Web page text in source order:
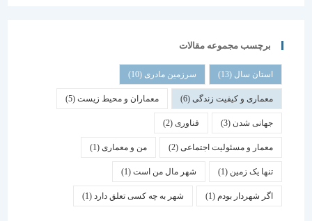
برچسب مجموعه مقالات
استان سال(13) سرزمین مادری(10)
معماری و کیفیت زندگی(6) معماران و محیط زیست(5)
جهانی شدن(3) فناوری (2)
معمار و مسئولیت اجتماعی (2) من و معماری (1)
تنها یک زمین(1) شهر مال من است(1)
اگر شهردار بودم (1) شهر به چه کسی تعلق دارد(1)